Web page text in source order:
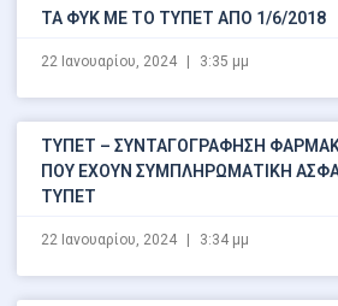
ΤΑ ΦΥΚ ΜΕ ΤΟ ΤΥΠΕΤ ΑΠΟ 1/6/2018
22 Ιανουαρίου, 2024 3:35 μμ
ΤΥΠΕΤ – ΣΥΝΤΑΓΟΓΡΑΦΗΣΗ
ΠΟΥ ΕΧΟΥΝ ΣΥΜΠΛΗΡΩΜΑΤΙΚΗ
ΤΥΠΕΤ
22 Ιανουαρίου, 2024 3:34 μμ